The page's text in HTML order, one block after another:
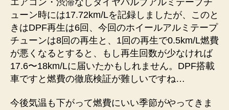
ューン時には17.72km/Lを記録しましたが、このと
きはDPF再生は6回、今回のホイールアルミテープ
チューンは8回の再生と、1回の再生で0.5km/L燃費
が悪くなるとすると、もし再生回数が少なければ
17.6〜18km/Lに届いたかもしれません。DPF搭載
車ですと燃費の徹底検証が難しいですね…
今後気温も下がって燃費にいい季節がやってきま